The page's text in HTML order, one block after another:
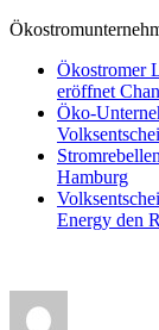
Ökostromer
eröffnet
Öko-
Hamburg
Energy den